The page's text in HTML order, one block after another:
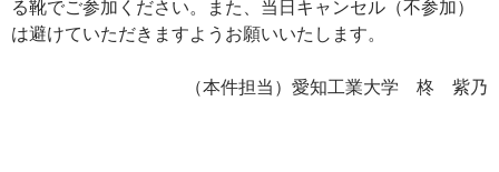
る靴でご参加ください。また、当日キャンセル（不参加）
は避けていただきますようお願いいたします。
（本件担当）愛知工業大学 柊 紫乃